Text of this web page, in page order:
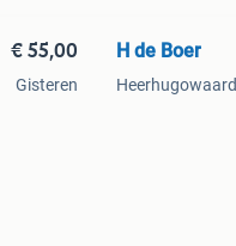
€ 55,00
Gisteren
H de Boer
Heerhugowaard